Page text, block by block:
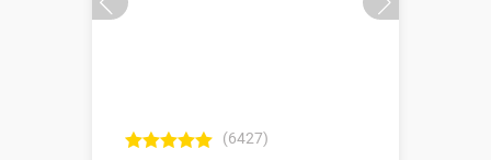
(6427)